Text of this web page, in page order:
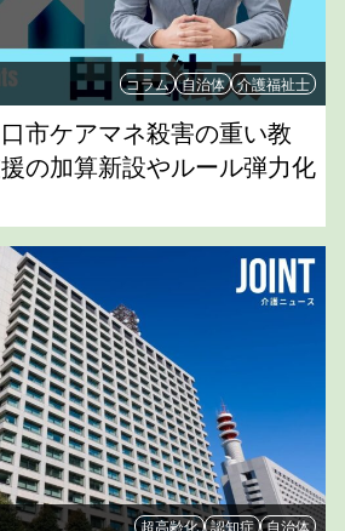
コラム 自治体 介護福祉士
口市ケアマネ殺害の重い教
の加算新設やルール弾力化
超高齢化 認知症 自治体